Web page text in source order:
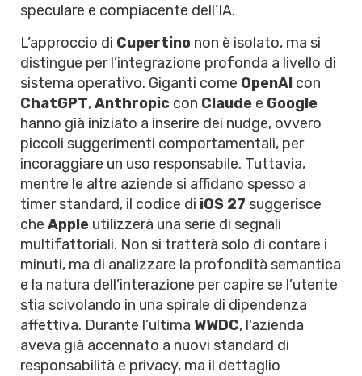
speculare e compiacente dell’IA.
L’approccio di Cupertino non è isolato, ma si
distingue per l’integrazione profonda a livello di
sistema operativo. Giganti come OpenAI con
ChatGPT,Anthropic con Claude e Google
hanno già iniziato a inserire dei nudge, ovvero
piccoli suggerimenti comportamentali, per
incoraggiare un uso responsabile. Tuttavia,
mentre le altre aziende si affidano spesso a
timer standard, il codice di iOS 27 suggerisce
che Apple utilizzerà una serie di segnali
multifattoriali. Non si tratterà solo di contare i
minuti, ma di analizzare la profondità semantica
e la natura dell’interazione per capire se l’utente
stia scivolando in una spirale di dipendenza
affettiva. Durante l’ultima WWDC, l'azienda
aveva già accennato a nuovi standard di
responsabilità e privacy, ma il dettaglio